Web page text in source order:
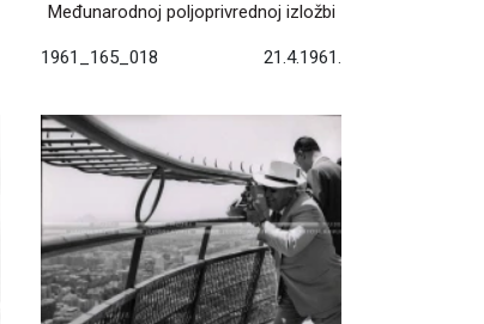
Međunarodnoj poljoprivrednoj izložbi
1961_165_018 21.4.1961.